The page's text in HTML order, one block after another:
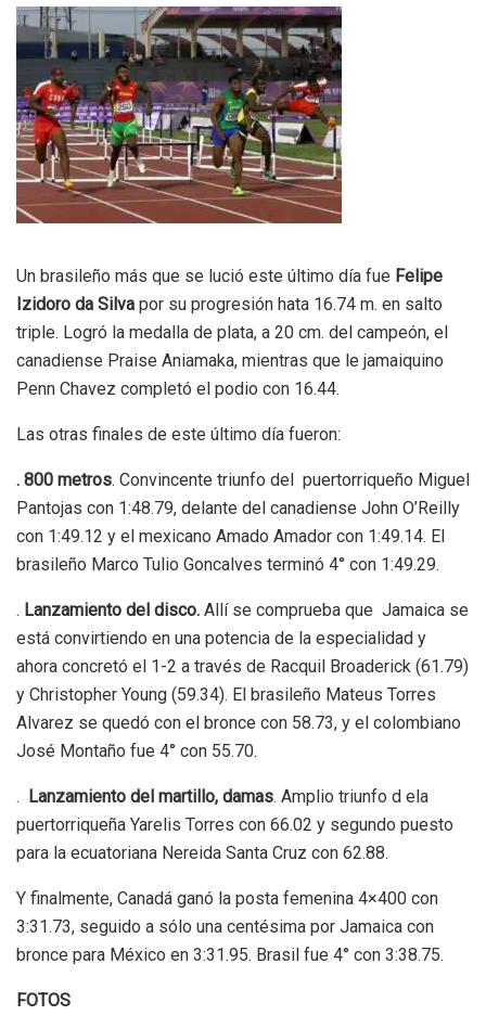
Un brasileño más que se lució este último día fue Felipe
Izidoro da Silva por su progresión hata 16.74 m. en salto
triple. Logró la medalla de plata, a 20 cm. del campeón, el
canadiense Praise Aniamaka, mientras que le jamaiquino
Penn Chavez completó el podio con 16.44.
Las otras finales de este último día fueron:
. 800 metros. Convincente triunfo del puertorriqueño Miguel
Pantojas con 1:48.79, delante del canadiense John O’Reilly
con 1:49.12 y el mexicano Amado Amador con 1:49.14. El
brasileño Marco Tulio Goncalves terminó 4° con 1:49.29.
. Lanzamiento del disco. Allí se comprueba que Jamaica se
está convirtiendo en una potencia de la especialidad y
ahora concretó el 1-2 a través de Racquil Broaderick (61.79)
y Christopher Young (59.34). El brasileño Mateus Torres
Alvarez se quedó con el bronce con 58.73, y el colombiano
José Montaño fue 4° con 55.70.
. Lanzamiento del martillo, damas. Amplio triunfo d ela
puertorriqueña Yarelis Torres con 66.02 y segundo puesto
para la ecuatoriana Nereida Santa Cruz con 62.88.
Y finalmente, Canadá ganó la posta femenina 4×400 con
3:31.73, seguido a sólo una centésima por Jamaica con
bronce para México en 3:31.95. Brasil fue 4° con 3:38.75.
FOTOS